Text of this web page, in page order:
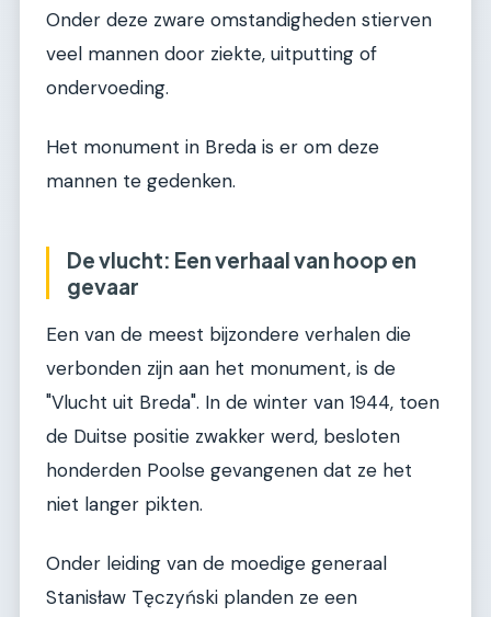
Onder deze zware omstandigheden stierven
veel mannen door ziekte, uitputting of
ondervoeding.
Het monument in Breda is er om deze
mannen te gedenken.
De vlucht: Een verhaal van hoop en
gevaar
Een van de meest bijzondere verhalen die
verbonden zijn aan het monument, is de
"Vlucht uit Breda". In de winter van 1944, toen
de Duitse positie zwakker werd, besloten
honderden Poolse gevangenen dat ze het
niet langer pikten.
Onder leiding van de moedige generaal
Stanisław Tęczyński planden ze een